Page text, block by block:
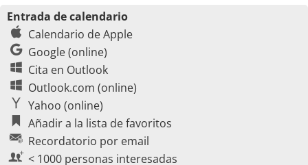
Entrada de calendario
Calendario de Apple
Google (online)
Cita en Outlook
Outlook.com (online)
Yahoo (online)
Añadir a la lista de favoritos
Recordatorio por email
< 1000 personas interesadas